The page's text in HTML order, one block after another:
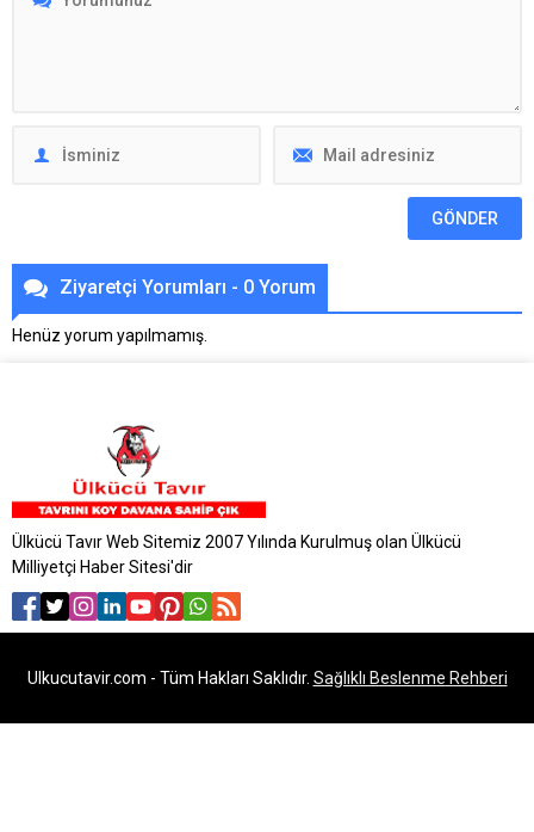
Ziyaretçi Yorumları - 0 Yorum
Henüz yorum yapılmamış.
Ülkücü Tavır Web Sitemiz 2007 Yılında Kurulmuş olan Ülkücü
Milliyetçi Haber Sitesi'dir
Ulkucutavir.com - Tüm Hakları Saklıdır. Sağlıklı Beslenme Rehberi